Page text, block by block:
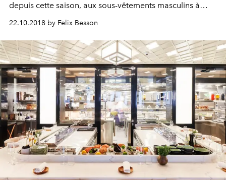
depuis cette saison, aux sous-vêtements masculins à
travers une ligne oscillant entre exquise opulence et
virilité rétro.
22.10.2018 by Felix Besson